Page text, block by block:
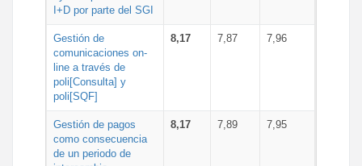
I+D por parte del SGI
Gestión de
comunicaciones on-
line a través de
poli[Consulta] y
poli[SQF]
8,17 7,87 7,96
Gestión de pagos
como consecuencia
de un periodo de
8,17 7,89 7,95